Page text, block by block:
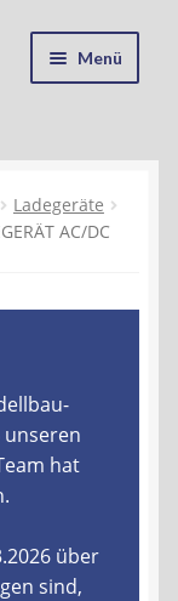
Menü
Ladegeräte
AC/DC
unseren
hat
über
sind,